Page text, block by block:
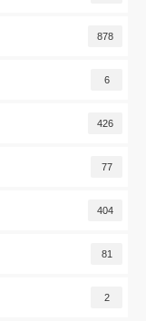
878
6
426
77
404
81
2